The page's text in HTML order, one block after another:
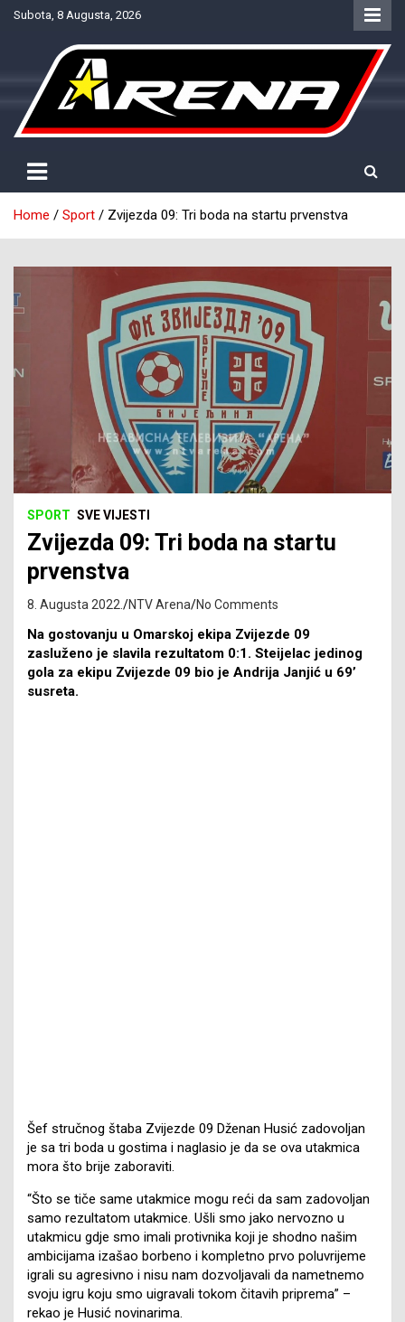
SkipSubota, 8 Augusta, 2026
NTV Arena
Home Sport Zvijezda 09: Tri boda na startu prvenstva
SPORT SVE VIJESTI
Zvijezda 09: Tri boda na startu
prvenstva
8. Augusta 2022. NTV Arena No Comments
Na gostovanju u Omarskoj ekipa Zvijezde 09
zasluženo je slavila rezultatom 0:1. Steijelac jedinog
gola za ekipu Zvijezde 09 bio je Andrija Janjić u 69’
susreta.
Šef stručnog štaba Zvijezde 09 Dženan Husić zadovoljan
je sa tri boda u gostima i naglasio je da se ova utakmica
mora što brije zaboraviti.
“Što se tiče same utakmice mogu reći da sam zadovoljan
samo rezultatom utakmice. Ušli smo jako nervozno u
utakmicu gdje smo imali protivnika koji je shodno našim
ambicijama izašao borbeno i kompletno prvo poluvrijeme
igrali su agresivno i nisu nam dozvoljavali da nametnemo
svoju igru koju smo uigravali tokom čitavih priprema” –
rekao je Husić novinarima.